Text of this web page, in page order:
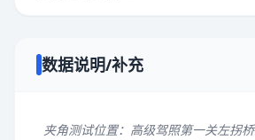
数据说明/补充
夹角测试位置：高级驾照第一关左拐